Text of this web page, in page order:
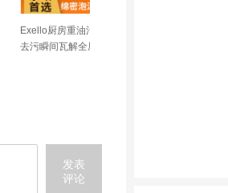
坐垫竹学生凉席
电脑椅沙发座垫
发表
评论